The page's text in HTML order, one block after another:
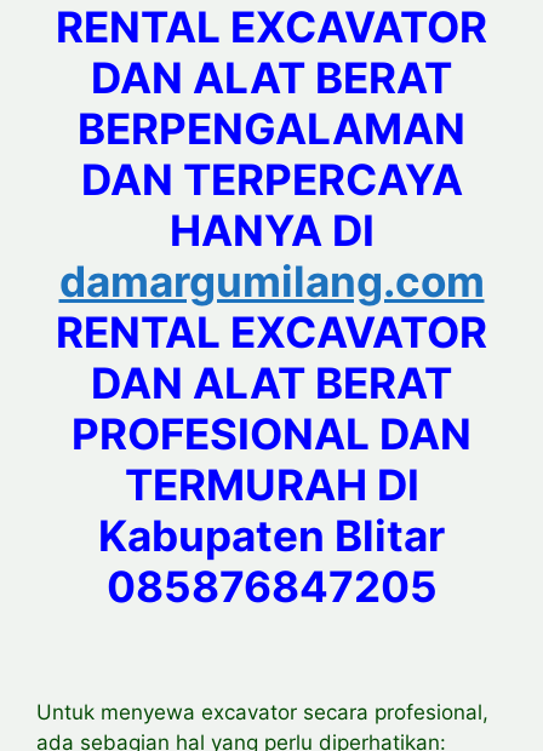
RENTAL EXCAVATOR
DAN ALAT BERAT
BERPENGALAMAN
DAN TERPERCAYA
HANYA DI
damargumilang.com
RENTAL EXCAVATOR
DAN ALAT BERAT
PROFESIONAL DAN
TERMURAH DI
Kabupaten Blitar
085876847205
Untuk menyewa excavator secara profesional,
ada sebagian hal yang perlu diperhatikan: